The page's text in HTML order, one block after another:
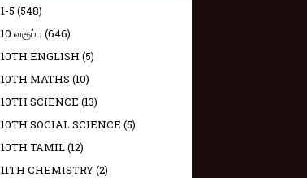
1-5 (548)
10 வகுப்பு (646)
10TH ENGLISH (5)
10TH MATHS (10)
10TH SCIENCE (13)
10TH SOCIAL SCIENCE (5)
10TH TAMIL(12)
11TH CHEMISTRY(2)